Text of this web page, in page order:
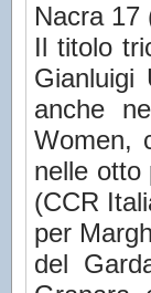
Nacra 17
Il titolo
Gianluigi
anche
Women,
nelle otto
(CCR
per
del